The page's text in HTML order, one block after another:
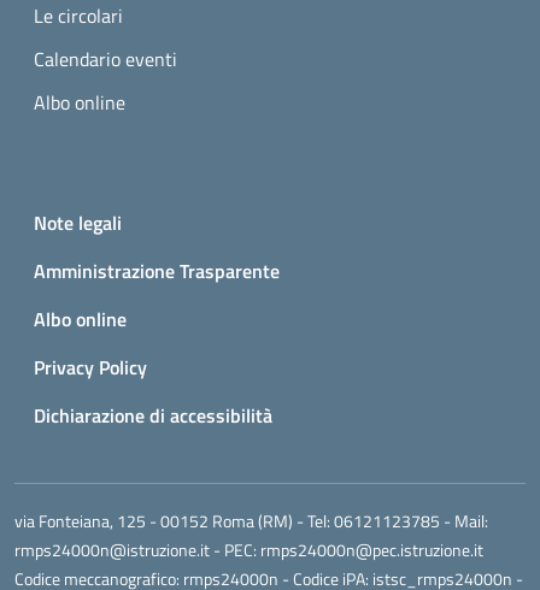
Le circolari
Calendario eventi
Albo online
Small prints
Note legali
Amministrazione Trasparente
Albo online
Privacy Policy
Dichiarazione di accessibilità
via Fonteiana, 125 - 00152 Roma (RM) - Tel:06121123785 - Mail:
rmps24000n@istruzione.it- PEC: rmps24000n@pec.istruzione.it
Codice meccanografico: rmps24000n - Codice iPA: istsc_rmps24000n -